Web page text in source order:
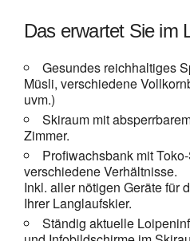
Das erwartet Sie im
Gesundes reichhaltiges
Müsli, verschiedene
uvm.)
Skiraum mit
Zimmer.
Profiwachsbank mit
verschiedene Verhältnisse.
Inkl. aller nötigen Geräte für
Ihrer Langlaufskier.
Ständig aktuelle